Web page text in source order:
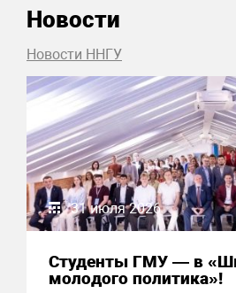
Новости
Новости ННГУ
31 июля 2026
Студенты ГМУ — в
молодого политика»!